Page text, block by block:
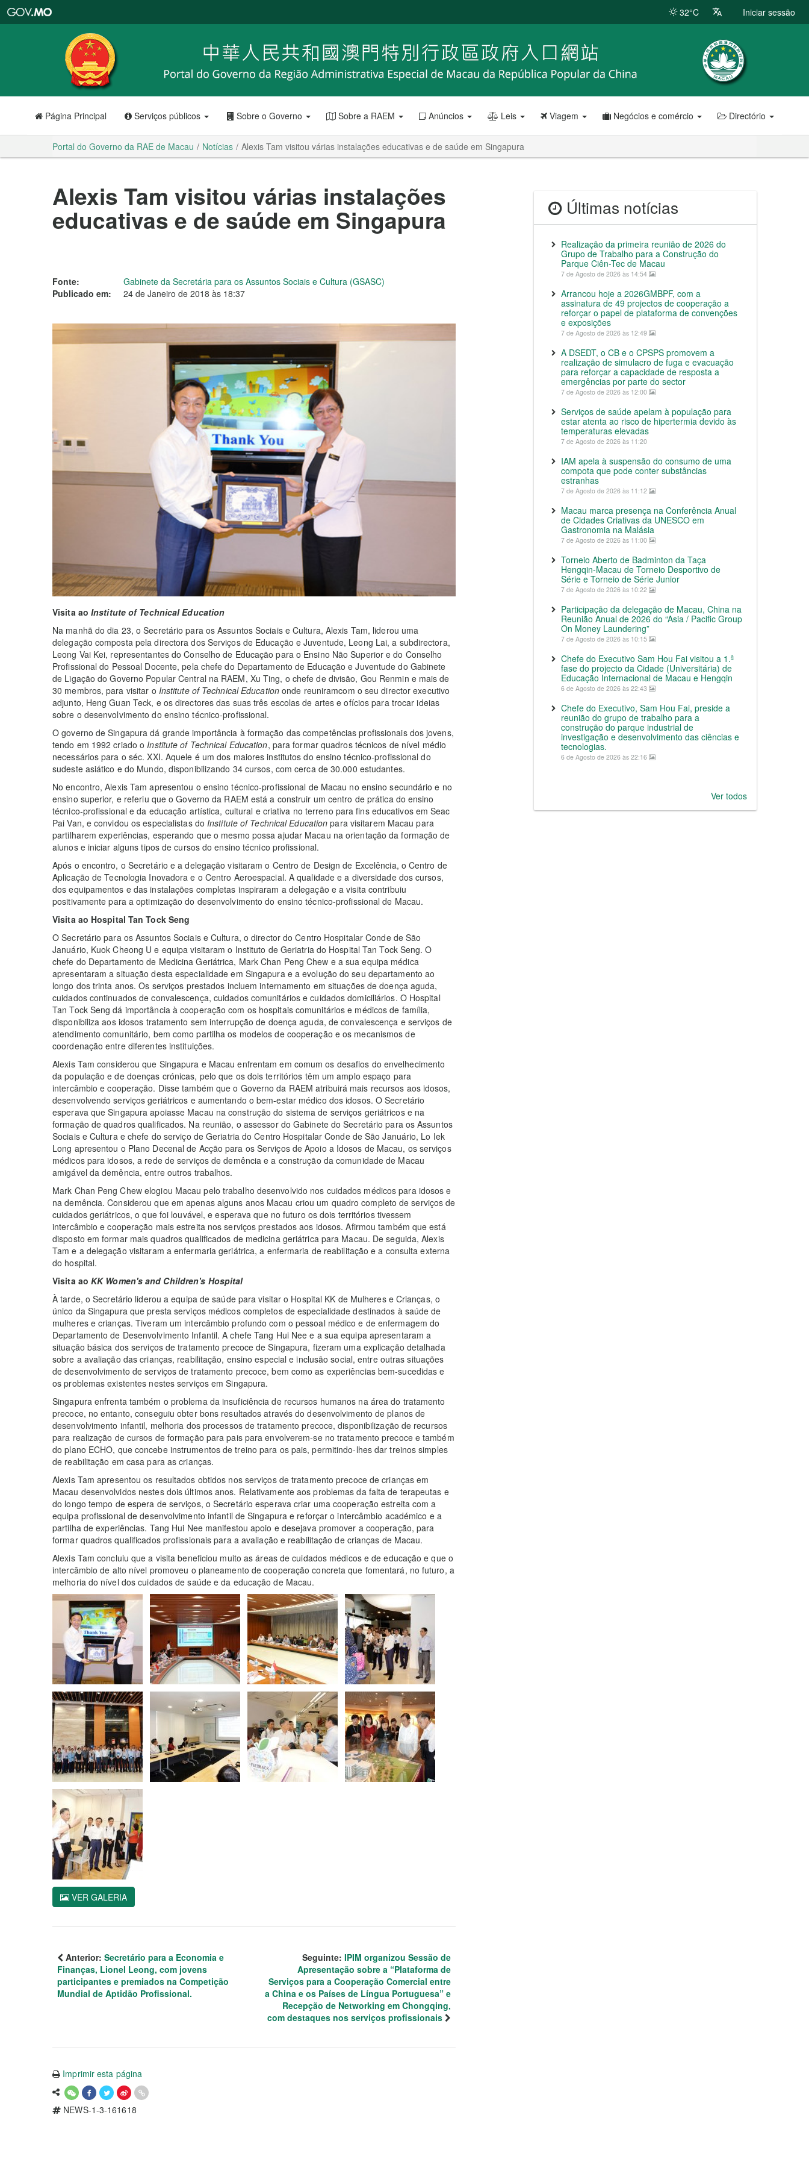
RAE
de
Macau
32°C Iniciar sessão
Página Principal Serviços públicos Sobre o Governo Sobre a RAEM Anúncios Leis Viagem Negócios e comércio Directório
Portal do Governo da RAE de Macau Notícias Alexis Tam visitou várias instalações educativas e de saúde em Singapura
Alexis Tam visitou várias instalações
educativas e de saúde em Singapura
Fonte:
Gabinete da Secretária para os Assuntos Sociais e Cultura (GSASC)
Publicado em:
24 de Janeiro de 2018 às 18:37
Visita ao Institute of Technical Education
Na manhã do dia 23, o Secretário para os Assuntos Sociais e Cultura, Alexis Tam, liderou uma
delegação composta pela directora dos Serviços de Educação e Juventude, Leong Lai, a subdirectora,
Leong Vai Kei, representantes do Conselho de Educação para o Ensino Não Superior e do Conselho
Profissional do Pessoal Docente, pela chefe do Departamento de Educação e Juventude do Gabinete
de Ligação do Governo Popular Central na RAEM, Xu Ting, o chefe de divisão, Gou Renmin e mais de
30 membros, para visitar o Institute of Technical Educationonde reuniramcom o seu director executivo
adjunto, Heng Guan Teck, e os directores das suas três escolas de artes e ofícios para trocar ideias
sobre o desenvolvimento do ensino técnico-profissional.
O governo de Singapura dá grande importância à formação das competências profissionais dos jovens,
tendo em 1992 criado o Institute of Technical Education, para formar quadros técnicos de nível médio
necessários para o séc. XXI. Aquele é um dos maiores institutos do ensino técnico-profissional do
sudeste asiático e do Mundo, disponibilizando 34 cursos, com cerca de 30.000 estudantes.
No encontro, Alexis Tam apresentou o ensino técnico-profissional de Macau no ensino secundário e no
ensino superior, e referiu que o Governo da RAEM está a construir um centro de prática do ensino
técnico-profissional e da educação artística, cultural e criativa no terreno para fins educativos em Seac
Pai Van, e convidou os especialistas do Institute of Technical Education para visitarem Macau para
partilharem experiências, esperando que o mesmo possa ajudar Macau na orientação da formação de
alunos e iniciar alguns tipos de cursos do ensino técnico profissional.
Após o encontro, o Secretário e a delegação visitaram o Centro de Design de Excelência, o Centro de
Aplicação de Tecnologia Inovadora e o Centro Aeroespacial. A qualidade e a diversidade dos cursos,
dos equipamentos e das instalações completas inspiraram a delegação e a visita contribuiu
positivamente para a optimização do desenvolvimento do ensino técnico-profissional de Macau.
Visita ao Hospital Tan Tock Seng
O Secretário para os Assuntos Sociais e Cultura, o director do Centro Hospitalar Conde de São
Januário, Kuok Cheong U e equipa visitaram o Instituto de Geriatria do Hospital Tan Tock Seng. O
chefe do Departamento de Medicina Geriátrica, Mark Chan Peng Chew e a sua equipa médica
apresentaram a situação desta especialidade em Singapura e a evolução do seu departamento ao
longo dos trinta anos. Os serviços prestados incluem internamento em situações de doença aguda,
cuidados continuados de convalescença, cuidados comunitários e cuidados domiciliários. O Hospital
Tan Tock Seng dá importância à cooperação com os hospitais comunitários e médicos de família,
disponibiliza aos idosos tratamento sem interrupção de doença aguda, de convalescença e serviços de
atendimento comunitário, bem como partilha os modelos de cooperação e os mecanismos de
coordenação entre diferentes instituições.
Alexis Tam considerou que Singapura e Macau enfrentam em comum os desafios do envelhecimento
da população e de doenças crónicas, pelo que os dois territórios têm um amplo espaço para
intercâmbio e cooperação. Disse também que o Governo da RAEM atribuirá mais recursos aos idosos,
desenvolvendo serviços geriátricos e aumentando o bem-estar médico dos idosos. O Secretário
esperava que Singapura apoiasse Macau na construção do sistema de serviços geriátricos e na
formação de quadros qualificados. Na reunião, o assessor do Gabinete do Secretário para os Assuntos
Sociais e Cultura e chefe do serviço de Geriatria do Centro Hospitalar Conde de São Januário, Lo Iek
Long apresentou o Plano Decenal de Acção para os Serviços de Apoio a Idosos de Macau, os serviços
médicos para idosos, a rede de serviços de demência e a construção da comunidade de Macau
amigável da demência, entre outros trabalhos.
Mark Chan Peng Chew elogiou Macau pelo trabalho desenvolvido nos cuidados médicos para idosos e
na demência. Considerou que em apenas alguns anos Macau criou um quadro completo de serviços de
cuidados geriátricos, o que foi louvável, e esperava que no futuro os dois territórios tivessem
intercâmbio e cooperação mais estreita nos serviços prestados aos idosos. Afirmou também que está
disposto em formar mais quadros qualificados de medicina geriátrica para Macau. De seguida, Alexis
Tam e a delegação visitaram a enfermaria geriátrica, a enfermaria de reabilitação e a consulta externa
do hospital.
Visita ao KK Women's and Children's Hospital
À tarde, o Secretário liderou a equipa de saúde para visitar o Hospital KK de Mulheres e Crianças, o
único da Singapura que presta serviços médicos completos de especialidade destinados à saúde de
mulheres e crianças. Tiveram um intercâmbio profundo com o pessoal médico e de enfermagem do
Departamento de Desenvolvimento Infantil. A chefe Tang Hui Nee e a sua equipa apresentaram a
situação básica dos serviços de tratamento precoce de Singapura, fizeram uma explicação detalhada
sobre a avaliação das crianças, reabilitação, ensino especial e inclusão social, entre outras situações
de desenvolvimento de serviços de tratamento precoce, bem como as experiências bem-sucedidas e
os problemas existentes nestes serviços em Singapura.
Singapura enfrenta também o problema da insuficiência de recursos humanos na área do tratamento
precoce, no entanto, conseguiu obter bons resultados através do desenvolvimento de planos de
desenvolvimento infantil, melhoria dos processos de tratamento precoce, disponibilização de recursos
para realização de cursos de formação para pais para envolverem-se no tratamento precoce e também
do plano ECHO, que concebe instrumentos de treino para os pais, permitindo-lhes dar treinos simples
de reabilitação em casa para as crianças.
Alexis Tam apresentou os resultados obtidos nos serviços de tratamento precoce de crianças em
Macau desenvolvidos nestes dois últimos anos. Relativamente aos problemas da falta de terapeutas e
do longo tempo de espera de serviços, o Secretário esperava criar uma cooperação estreita com a
equipa profissional de desenvolvimento infantil de Singapura e reforçar o intercâmbio académico e a
partilha de experiências. Tang Hui Nee manifestou apoio e desejava promover a cooperação, para
formar quadros qualificados profissionais para a avaliação e reabilitação de crianças de Macau.
Alexis Tam concluiu que a visita beneficiou muito as áreas de cuidados médicos e de educação e que o
intercâmbio de alto nível promoveu o planeamento de cooperação concreta que fomentará, no futuro, a
melhoria do nível dos cuidados de saúde e da educação de Macau.
VER GALERIA
Anterior: Secretário para a Economia e
Finanças, Lionel Leong, com jovens
participantes e premiados na Competição
Mundial de Aptidão Profissional.
Seguinte: IPIM organizou Sessão de
Apresentação sobre a “Plataforma de
Serviços para a Cooperação Comercial entre
a China e os Países de Língua Portuguesa” e
Recepção de Networking em Chongqing,
com destaques nos serviços profissionais
Imprimir esta página
NEWS-1-3-161618
Últimas notícias
Realização da primeira reunião de 2026 do
Grupo de Trabalho para a Construção do
Parque Ciên-Tec de Macau
7 de Agosto de 2026 às 14:54
Arrancou hoje a 2026GMBPF, com a
assinatura de 49 projectos de cooperação a
reforçar o papel de plataforma de convenções
e exposições
7 de Agosto de 2026 às 12:49
A DSEDT, o CB e o CPSPS promovem a
realização de simulacro de fuga e evacuação
para reforçar a capacidade de resposta a
emergências por parte do sector
7 de Agosto de 2026 às 12:00
Serviços de saúde apelam à população para
estar atenta ao risco de hipertermia devido às
temperaturas elevadas
7 de Agosto de 2026 às 11:20
IAM apela à suspensão do consumo de uma
compota que pode conter substâncias
estranhas
7 de Agosto de 2026 às 11:12
Macau marca presença na Conferência Anual
de Cidades Criativas da UNESCO em
Gastronomia na Malásia
7 de Agosto de 2026 às 11:00
Torneio Aberto de Badminton da Taça
Hengqin-Macau de Torneio Desportivo de
Série e Torneio de Série Junior
7 de Agosto de 2026 às 10:22
Participação da delegação de Macau, China na
Reunião Anual de 2026 do “Asia / Pacific Group
On Money Laundering”
7 de Agosto de 2026 às 10:15
Chefe do Executivo Sam Hou Fai visitou a 1.ª
fase do projecto da Cidade (Universitária) de
Educação Internacional de Macau e Hengqin
6 de Agosto de 2026 às 22:43
Chefe do Executivo, Sam Hou Fai, preside a
reunião do grupo de trabalho para a
construção do parque industrial de
investigação e desenvolvimento das ciências e
tecnologias.
6 de Agosto de 2026 às 22:16
Ver todos